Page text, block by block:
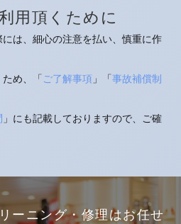
用頂くために
は、細心の注意を払い、慎重に作
め、「 ご了解事項 」「事故補償制
」にも記載しておりますので、ご確
ーニング・修理はお任せ